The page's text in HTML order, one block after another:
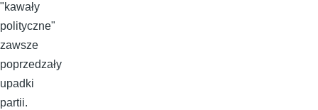
"kawały
polityczne"
zawsze
poprzedzały
upadki
partii.